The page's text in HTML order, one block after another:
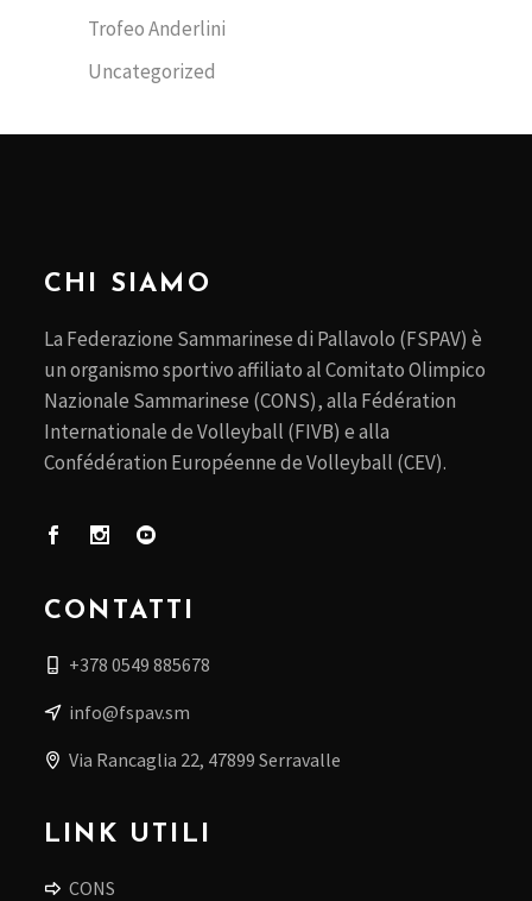
Trofeo Anderlini
Uncategorized
CHI SIAMO
La Federazione Sammarinese di Pallavolo (FSPAV) è
un organismo sportivo affiliato al Comitato Olimpico
Nazionale Sammarinese (CONS), alla Fédération
Internationale de Volleyball (FIVB) e alla
Confédération Européenne de Volleyball (CEV).
CONTATTI
+378 0549 885678
info@fspav.sm
Via Rancaglia 22, 47899 Serravalle
LINK UTILI
CONS